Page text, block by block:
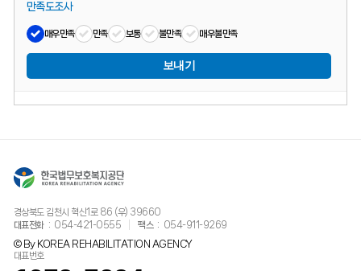
만족도조사
매우만족 만족 보통 불만족 매우불만족
보내기
경상북도 김천시 혁신1로 86 (우) 39660
대표전화
054-421-0555 팩스 054-911-9269
© By KOREA REHABILITATION AGENCY
대표번호